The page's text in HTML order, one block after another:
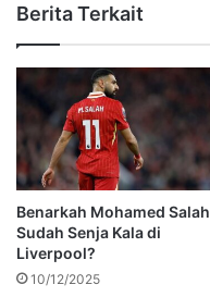
Berita Terkait
Benarkah Mohamed Salah
Sudah Senja Kala di
Liverpool?
10/12/2025